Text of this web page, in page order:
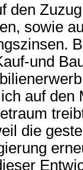
den
sowie
und
auf den
die